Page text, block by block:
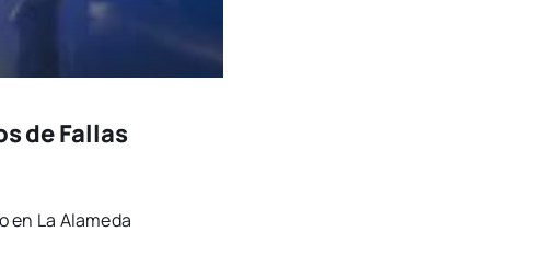
de Fallas
en La Ala­me­da